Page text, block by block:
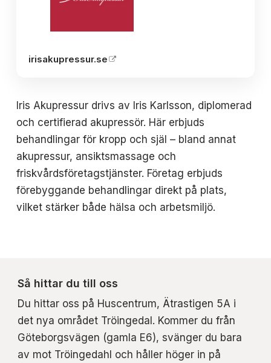
irisakupressur.se
Iris Akupressur drivs av Iris Karlsson, diplomerad
och certifierad akupressör. Här erbjuds
behandlingar för kropp och själ – bland annat
akupressur, ansiktsmassage och
friskvårdsföretagstjänster. Företag erbjuds
förebyggande behandlingar direkt på plats,
vilket stärker både hälsa och arbetsmiljö.
Så hittar du till oss
Du hittar oss på Huscentrum, Ätrastigen 5A i
det nya området Tröingedal. Kommer du från
Göteborgsvägen (gamla E6), svänger du bara
av mot Tröingedahl och håller höger in på